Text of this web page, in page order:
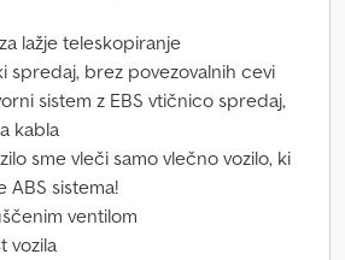
lažje teleskopiranje
spredaj, brez povezovalnih cevi
sistem z EBS vtičnico spredaj,
kabla
sme vleči samo vlečno vozilo, ki
ABS sistema!
ventilom
vozila